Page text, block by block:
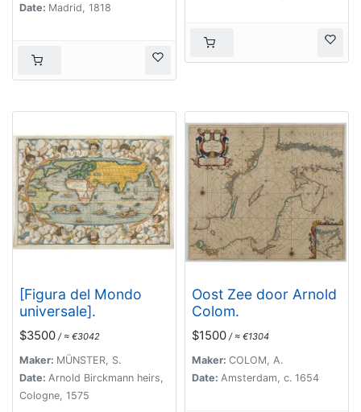
Date: Madrid, 1818
conspicuarum /
exhibens
[Figura del Mondo
universale].
$3500 / ≈ €3042
Maker: MÜNSTER, S.
Date: Arnold Birckmann heirs,
Cologne, 1575
Oost Zee door Arnold
Colom.
$1500 / ≈ €1304
Maker: COLOM, A.
Date: Amsterdam, c. 1654